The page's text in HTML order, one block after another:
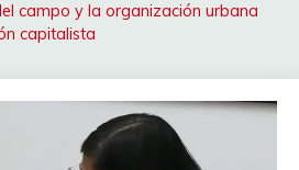
campo y la organización urbana
capitalista